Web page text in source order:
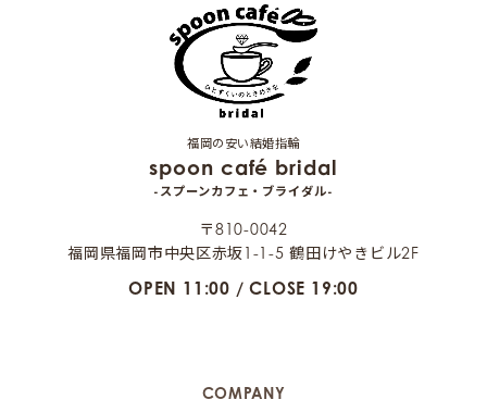
福岡の安い結婚指輪
spoon café bridal
-スプーンカフェ・ブライダル-
〒810-0042
福岡県福岡市中央区赤坂1-1-5 鶴田けやきビル2F
OPEN 11:00 / CLOSE 19:00
COMPANY